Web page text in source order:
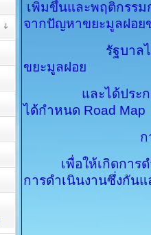
เพิ่มขึ้นและพฤติกรรม
จากปัญหาขยะมูลฝอย
รัฐบาลได้เล็งเ
ขยะมูลฝอย
และได้ประกาศ
ได้กำหนด Road Map
การจัดการขย
เพื่อให้เกิดการดำ
การดำเนินงานซึ่งกัน